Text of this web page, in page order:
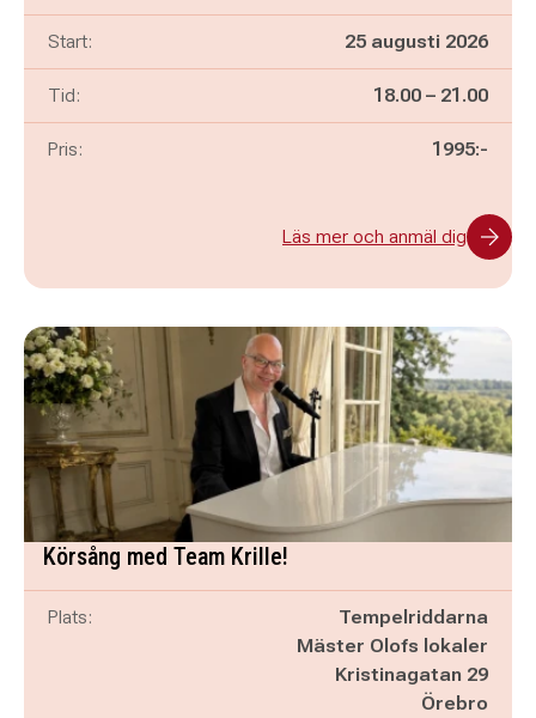
Start: 25 augusti 2026
Tid: Pågår mellan
18.00 – och
21.00
Pris: 1995:-
Läs mer och anmäl dig
Körsång med Team Krille!
Plats:
Tempelriddarna
Mäster Olofs lokaler
Kristinagatan 29
Örebro